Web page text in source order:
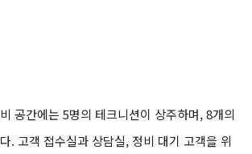
공간에는 5명의 테크니션이 상주하며, 8개의
. 고객 접수실과 상담실, 정비 대기 고객을 위